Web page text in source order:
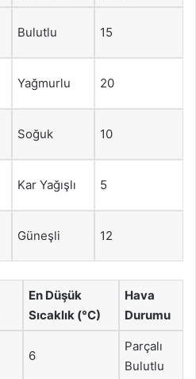
Bulutlu 15
Yağmurlu 20
Soğuk 10
Kar Yağışlı 5
Güneşli 12
En Düşük
Sıcaklık (°C)
Hava
Durumu
6
Parçalı
Bulutlu